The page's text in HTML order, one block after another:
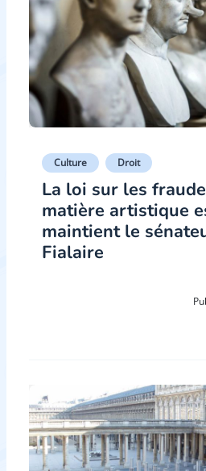
Culture Droit
La loi sur les
matière artistique
maintient le
Fialaire